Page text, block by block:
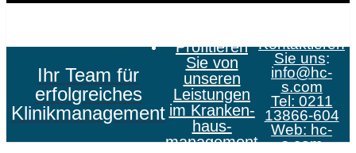
Ihr Team für
erfolgreiches
Klinikmanagement
Profitieren
Sie von
unseren
Leistungen
im Kranken­
haus­
management
Kontaktieren
Sie uns:
info@hc-
s.com
Tel: 0211
13866-604
Web: hc-
s.com